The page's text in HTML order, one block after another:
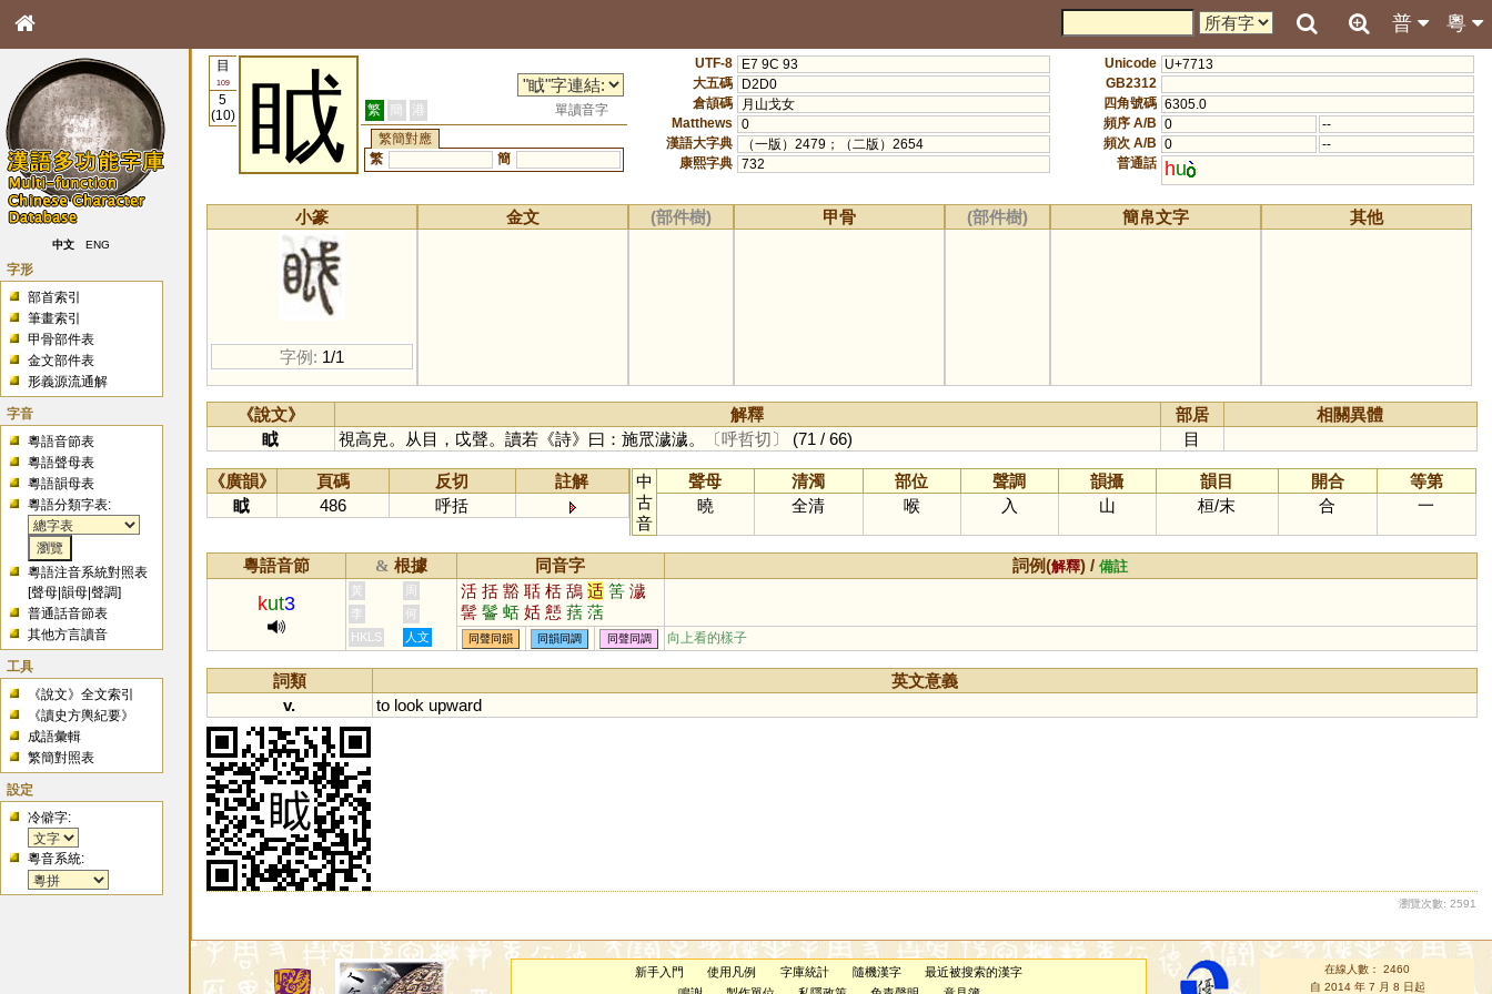
粵
普
中文 ENG
字形
部首索引
筆畫索引
甲骨部件表
金文部件表
形義源流通解
字音
粵語音節表
粵語聲母表
粵語韻母表
粵語分類字表:
粵語注音系統對照表
[聲母 |韻母 |聲調]
普通話音節表
其他方言讀音
工具
《說文》全文索引
《讀史方輿紀要》
成語彙輯
繁簡對照表
設定
冷僻字:
粵音系統:
目
109
5
(10)
眓 繁 簡 港
單讀音字
繁簡對應
繁
簡
UTF-8
E7 9C 93
大五碼
D2D0
倉頡碼
月山戈女
Matthews
0
漢語大字典
（一版）2479；（二版）2654
康熙字典 732
Unicode U+7713
GB2312
四角號碼 6305.0
頻序 A/B 0
--
頻次 A/B 0
--
普通話 hu
小篆
字例: 1/1
金文 (部件樹) 甲骨 (部件樹) 簡帛文字 其他
《說文》 解釋 部居
相關異體
眓
視高皃。从目，戉聲。讀若《詩》曰：施罛濊濊。 〔呼哲切〕 (71 / 66) 目
《廣韻》 頁碼 反切
註解
眓
486 呼括
中
古
音
聲母 清濁 部位 聲調 韻攝 韻目 開合
等第
曉
全清 喉 入 山 桓/末 合 一
粵語音節 & 根據 同音字 詞例(解釋) /備註
kut3
黃 周 活 括 豁 聒 栝 鴰 适 筈 濊
髺 鬠 蛞 姡 懖 葀 萿
李
何
HKLS
人文 同聲同韻 同韻同調 同聲同調 向上看的樣子
詞類
英文意義
v.
to look upward
瀏覽次數: 2591
新手入門 使用凡例 字庫統計 隨機漢字
最近被搜索的漢字
在線人數： 2460
自 2014 年 7 月 8 日起